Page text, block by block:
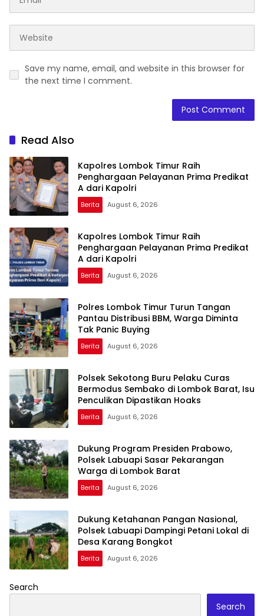
Save my name, email, and website in this browser for
the next time I comment.
Read Also
Kapolres Lombok Timur Raih
Penghargaan Pelayanan Prima Predikat
A dari Kapolri
Berita August 6, 2026
Kapolres Lombok Timur Raih
Penghargaan Pelayanan Prima Predikat
A dari Kapolri
Berita August 6, 2026
Polres Lombok Timur Turun Tangan
Pantau Distribusi BBM, Warga Diminta
Tak Panic Buying
Berita August 6, 2026
Polsek Sekotong Buru Pelaku Curas
Bermodus Sembako di Lombok Barat, Isu
Penculikan Dipastikan Hoaks
Berita August 6, 2026
Dukung Program Presiden Prabowo,
Polsek Labuapi Sasar Pekarangan
Warga di Lombok Barat
Berita August 6, 2026
Dukung Ketahanan Pangan Nasional,
Polsek Labuapi Dampingi Petani Lokal di
Desa Karang Bongkot
Berita August 6, 2026
Search
Search